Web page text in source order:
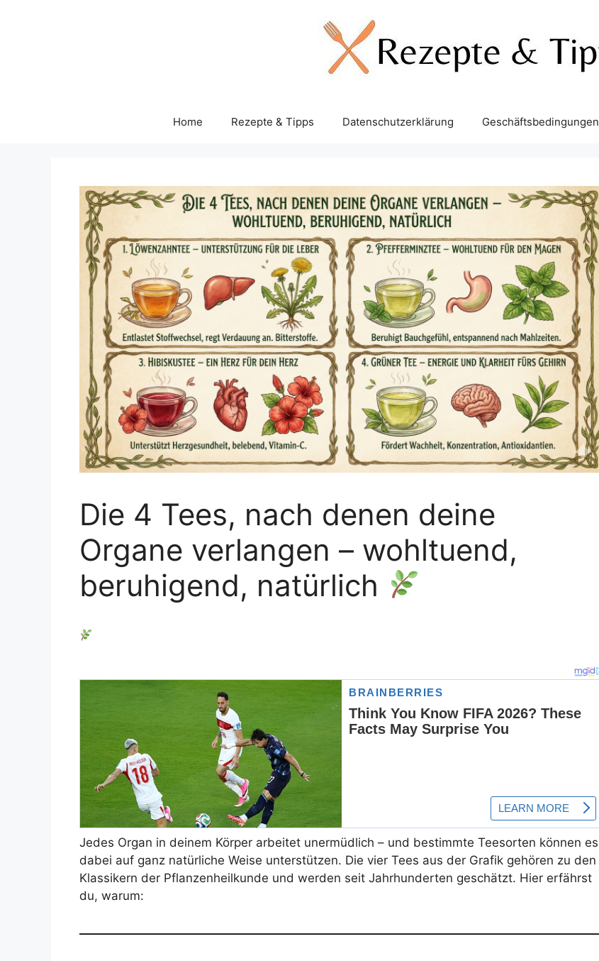
Home Rezepte & Tipps Datenschutzerklärung Geschäftsbedingungen
Die 4 Tees, nach denen deine
Organe verlangen – wohltuend,
beruhigend, natürlich
Jedes Organ in deinem Körper arbeitet unermüdlich – und bestimmte Teesorten können es
dabei auf ganz natürliche Weise unterstützen. Die vier Tees aus der Grafik gehören zu den
Klassikern der Pflanzenheilkunde und werden seit Jahrhunderten geschätzt. Hier erfährst
du, warum: